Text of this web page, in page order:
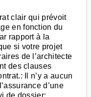
clair qui prévoit
en fonction du
rapport à la
si votre projet
de l’architecte
des clauses
Il n’y a aucun
d’une
de dossier: